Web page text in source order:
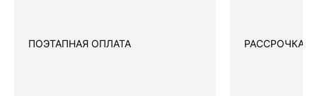
ПОЭТАПНАЯ ОПЛАТА РАССРОЧКА